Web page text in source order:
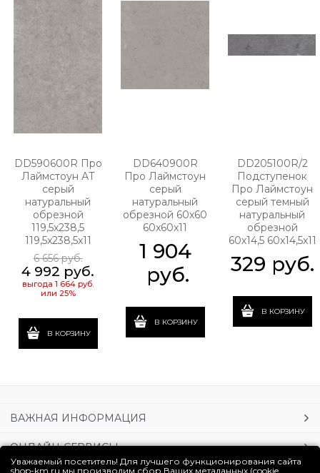
DD590600R Про
Лаймстоун АТ
серый
натуральный
обрезной
119,5х238,5
119,5x238,5x11
6 656 руб.
4 992 руб.
выгода 1 664 руб.
или 25%
В КОРЗИНУ
DD640900R
Про Лаймстоун
серый
натуральный
обрезной 60х60
60x60x11
1 904
руб.
В КОРЗИНУ
DD205100R/2
Подступенок
Про Лаймстоун
серый темный
натуральный
обрезной
60х14,5 60x14,5x11
329 руб.
В КОРЗИНУ
ВАЖНАЯ ИНФОРМАЦИЯ
ОНЛАЙН-СЕРВИСЫ
Уважаемый посетитель! Для лучшего функционирования сайта
shop-km.ru мы производим сбор Ваших метаданных (cookie